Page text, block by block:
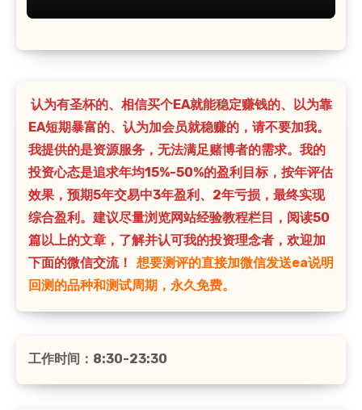
认为有圣杯的、相信买个EA就能稳定赚钱的、以为靠
EA短期暴富的、认为加会员就稳赚的，请不要加我。
我提供的是资源服务，无法满足赌博者的需求。我的
投资心态是追求年均15%-50%的盈利目标，按年评估
效果，预期5年交易中3年盈利、2年亏损，最终实现
综合盈利。建议尽量浏览网站经验教程栏目，阅读50
篇以上的文章，了解并认可我的投资理念者，欢迎加
下面的微信交流！
想要测评的直接加微信发送ea说明
回测的品种和测试周期，永久免费。
工作时间：8:30-23:30